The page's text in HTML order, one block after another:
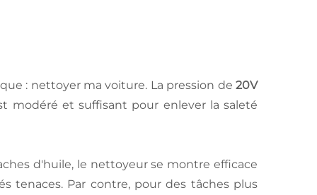
: nettoyer ma voiture. La pression de 20V
modéré et suffisant pour enlever la saleté
d'huile, le nettoyeur se montre efficace
tenaces. Par contre, pour des tâches plus